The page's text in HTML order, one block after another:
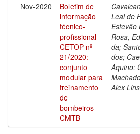
Nov-2020
Boletim de
informação
técnico-
profissional
CETOP nº
21/2020:
conjunto
modular para
treinamento
de
bombeiros -
CMTB
Leal de
Estevão
Rosa,
da;
dos;
Aquino;
Alex